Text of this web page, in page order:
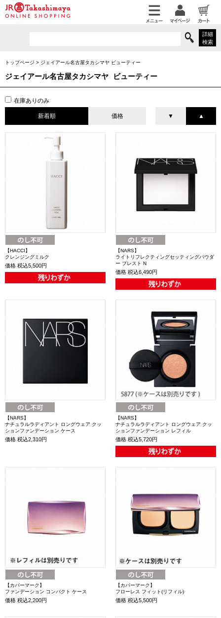
詳細
検索
トップページ > ジェイアール名古屋タカシマヤ ビューティー
ジェイアール名古屋タカシマヤ ビューティー
在庫ありのみ
新着順 価格 ▼ ▲
【HACCI】
クレンジングミルク
価格 税込5,500円
【NARS】
ライトリフレクティングセッティングパウダ
ー プレスト N
価格 税込6,490円
【NARS】
ナチュラルラディアント ロングウェア クッ
ションファンデーション ケース
価格 税込2,310円
【NARS】
ナチュラルラディアント ロングウェア クッ
ションファンデーション レフィル
価格 税込5,720円
【カバーマーク】
ファンデーション コンパクト ケース
価格 税込2,200円
【カバーマーク】
フローレス フィット(リフィル)
価格 税込5,500円